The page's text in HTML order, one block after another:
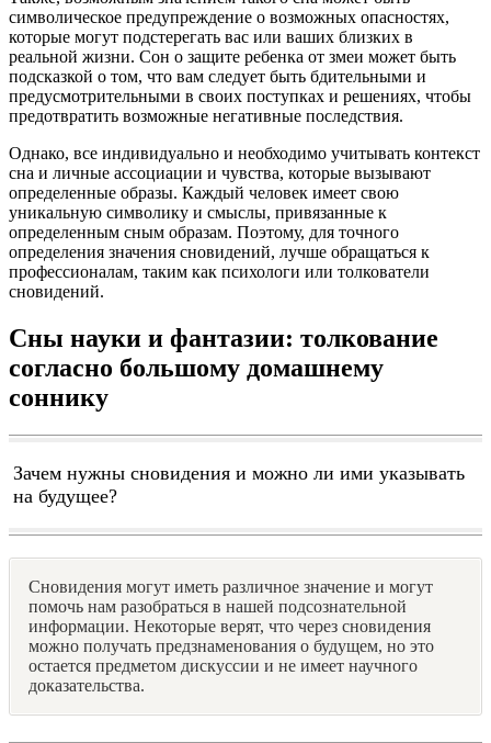
символическое предупреждение о возможных опасностях,
которые могут подстерегать вас или ваших близких в
реальной жизни. Сон о защите ребенка от змеи может быть
подсказкой о том, что вам следует быть бдительными и
предусмотрительными в своих поступках и решениях, чтобы
предотвратить возможные негативные последствия.
Однако, все индивидуально и необходимо учитывать контекст
сна и личные ассоциации и чувства, которые вызывают
определенные образы. Каждый человек имеет свою
уникальную символику и смыслы, привязанные к
определенным сным образам. Поэтому, для точного
определения значения сновидений, лучше обращаться к
профессионалам, таким как психологи или толкователи
сновидений.
Сны науки и фантазии: толкование
согласно большому домашнему
соннику
Зачем нужны сновидения и можно ли ими указывать
на будущее?
Сновидения могут иметь различное значение и могут
помочь нам разобраться в нашей подсознательной
информации. Некоторые верят, что через сновидения
можно получать предзнаменования о будущем, но это
остается предметом дискуссии и не имеет научного
доказательства.